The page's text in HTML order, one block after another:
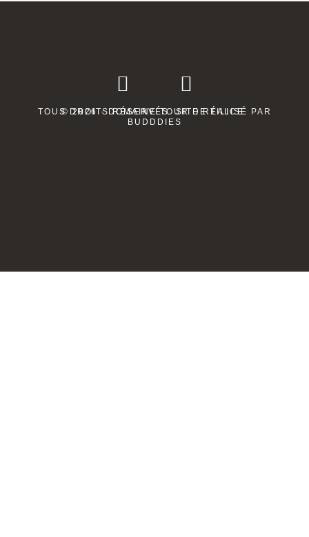
© 2026 · DOMAINE TOUR DE TILICE.
TOUS DROITS RÉSERVÉS. SITE RÉALISÉ PAR
BUDDDIES